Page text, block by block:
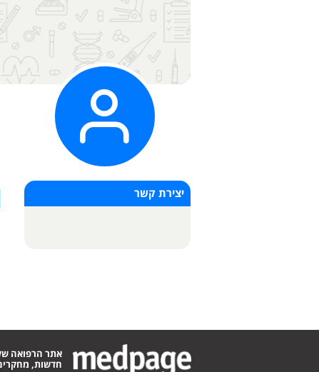
יצירת קשר
אתר הרפואה
חדשות,